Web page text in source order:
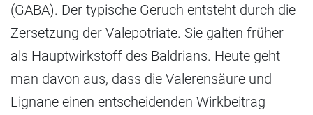
(GABA). Der typische Geruch entsteht durch die
Zersetzung der Valepotriate. Sie galten früher
als Hauptwirkstoff des Baldrians. Heute geht
man davon aus, dass die Valerensäure und
Lignane einen entscheidenden Wirkbeitrag